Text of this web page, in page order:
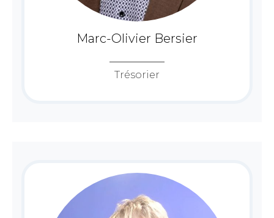
Marc-Olivier Bersier
Trésorier